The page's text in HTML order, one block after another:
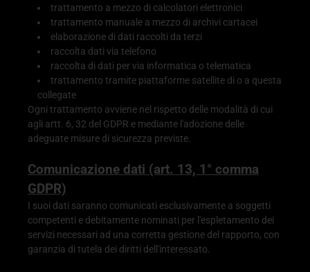
trattamento a mezzo di calcolatori elettronici
trattamento manuale a mezzo di archivi cartacei
elaborazione di dati raccolti da terzi
raccolta dati via telefono
raccolta di dati per via informatica o telematica
trattamento tramite piattaforme satellite di o a questa
collegate
Ogni trattamento avviene nel rispetto delle modalità di cui
agli artt. 6, 32 del GDPR e mediante l'adozione delle
adeguate misure di sicurezza previste.
Comunicazione dati (art. 13, 1° comma
GDPR)
I suoi dati saranno comunicati esclusivamente a soggetti
competenti e debitamente nominati per l'espletamento dei
servizi necessari ad una corretta gestione del rapporto, con
garanzia di tutela dei diritti dell'interessato.